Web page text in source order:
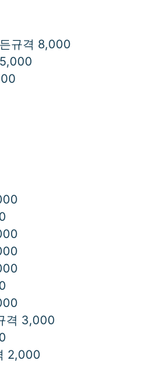
규격 8,000
격 3,000
2,000